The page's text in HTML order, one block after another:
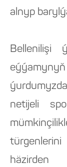
alnyp
Bellenilişi
netijeli